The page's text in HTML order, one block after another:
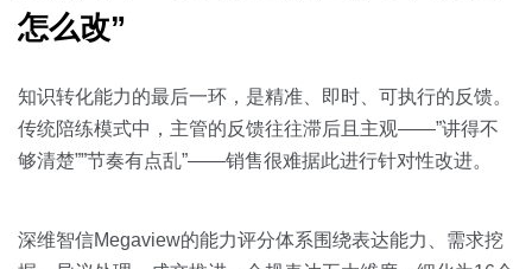
怎么改”
知识转化能力的最后一环，是精准、即时、可执行的反馈。
传统陪练模式中，主管的反馈往往滞后且主观——”讲得不
够清楚””节奏有点乱”——销售很难据此进行针对性改进。
深维智信Megaview的能力评分体系围绕表达能力、需求挖